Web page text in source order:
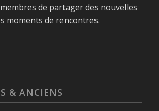
de partager des nouvelles
moments de rencontres.
& ANCIENS